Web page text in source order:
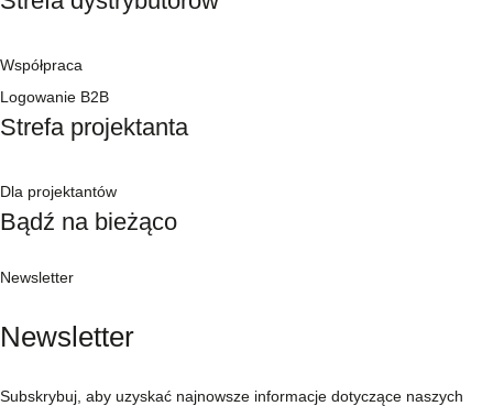
Współpraca
Logowanie B2B
Strefa projektanta
Dla projektantów
Bądź na bieżąco
Newsletter
Newsletter
Subskrybuj, aby uzyskać najnowsze informacje dotyczące naszych